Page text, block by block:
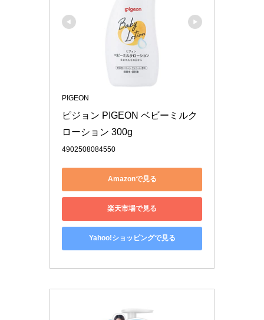
PIGEON
ピジョン PIGEON ベビーミルク
ローション 300g
4902508084550
Amazonで見る
楽天市場で見る
Yahoo!ショッピングで見る